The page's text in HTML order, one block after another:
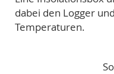
dabei den Logger
Temperaturen.